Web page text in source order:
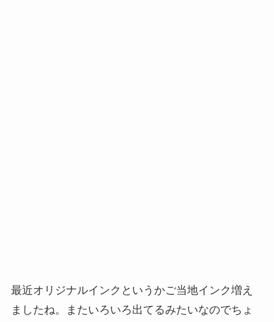
最近オリジナルインクというかご当地インク増え
ましたね。またいろいろ出てるみたいなのでちょ